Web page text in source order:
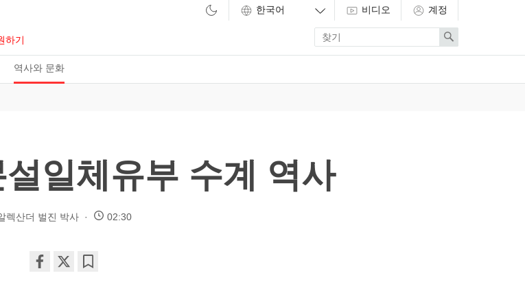
역사와 문화
하기
비디오 계정
Enter
search
term
Search
일체유부 수계 역사
렉산더 벌진 박사 02:30